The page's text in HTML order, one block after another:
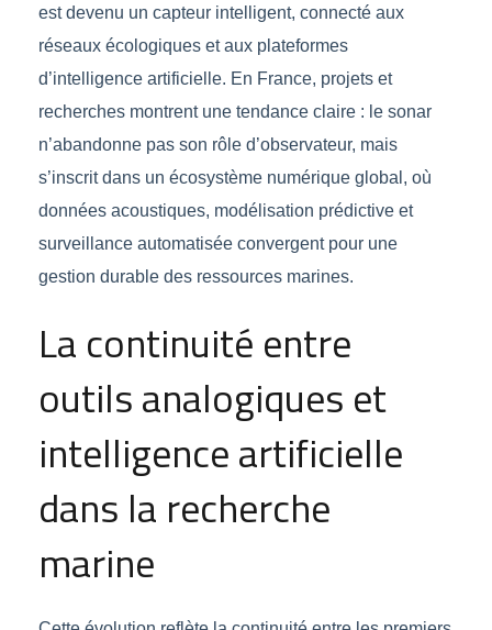
est devenu un capteur intelligent, connecté aux
réseaux écologiques et aux plateformes
d’intelligence artificielle. En France, projets et
recherches montrent une tendance claire : le sonar
n’abandonne pas son rôle d’observateur, mais
s’inscrit dans un écosystème numérique global, où
données acoustiques, modélisation prédictive et
surveillance automatisée convergent pour une
gestion durable des ressources marines.
La continuité entre
outils analogiques et
intelligence artificielle
dans la recherche
marine